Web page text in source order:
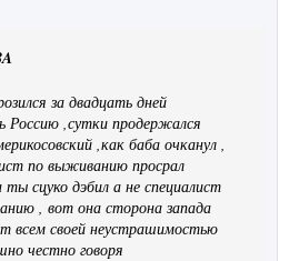
за двадцать дней
Россию ,сутки продержался
,как баба очканул ,
по выживанию просрал
ты сцуко дэбил а не специалист
, вот она сторона запада
всем своей неустрашимостью
честно говоря